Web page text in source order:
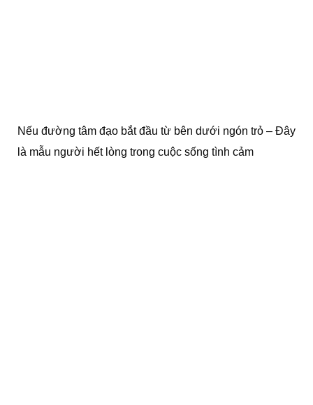
Nếu đường tâm đạo bắt đầu từ bên dưới ngón trỏ – Đây
là mẫu người hết lòng trong cuộc sống tình cảm